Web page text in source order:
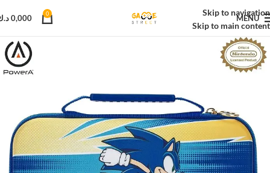
Skip to navigation
Skip to main content
MENU
0
0,000